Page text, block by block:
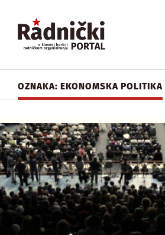
OZNAKA: EKONOMSKA POLITIKA